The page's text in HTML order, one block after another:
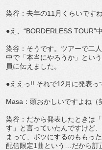
染谷：去年の11月くらいですね
●え、“BORDERLESS TOUR”
染谷：そうです。ツアーで二
中で「本当にやろうか」とい
員に伝えました。
●ええっ!! それで12月に発表っ
Masa：頭おかしいですよね（
染谷：だから発表したときは
す」と言っていたんですけど
まって、ボツにするのももっ
配信限定1曲という…だから訂